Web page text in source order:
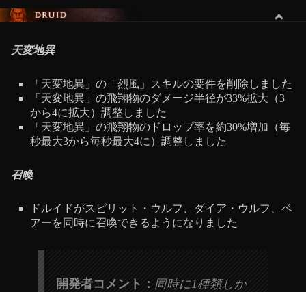
ドルイド
天変地異
「天変地異」の「烈風」スキルの要件を削除しました
「天変地異」の飛翔物のダメージ半径が33%拡大（3
から4に拡大）調整しました
「天変地異」の飛翔物のドロップ率を約30%増加（毎
秒最大3から毎秒最大4に）調整しました
召喚
ドルイドがスピリット・ウルフ、ダイア・ウルフ、ベ
アーを同時に召喚できるようになりました
開発者コメント： 同時に1種類しか